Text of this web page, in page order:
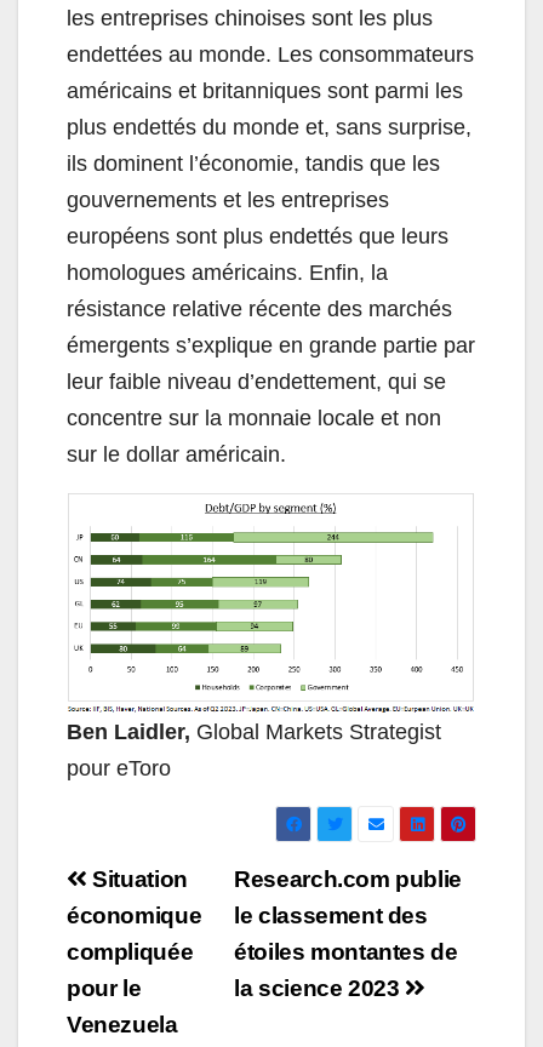
les entreprises chinoises sont les plus
endettées au monde. Les consommateurs
américains et britanniques sont parmi les
plus endettés du monde et, sans surprise,
ils dominent l’économie, tandis que les
gouvernements et les entreprises
européens sont plus endettés que leurs
homologues américains. Enfin, la
résistance relative récente des marchés
émergents s’explique en grande partie par
leur faible niveau d’endettement, qui se
concentre sur la monnaie locale et non
sur le dollar américain.
Ben Laidler, Global Markets Strategist
pour eToro
Navigation
de
l’article
Research.com publie
le classement des
étoiles montantes de
la science 2023
Situation
économique
compliquée
pour le
Venezuela